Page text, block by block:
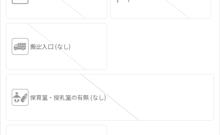
搬出入口 (なし)
保育室・授乳室の有無 (なし)